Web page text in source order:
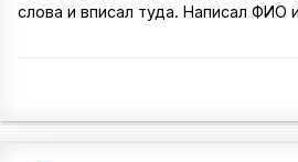
слова и вписал туда. Написал ФИО